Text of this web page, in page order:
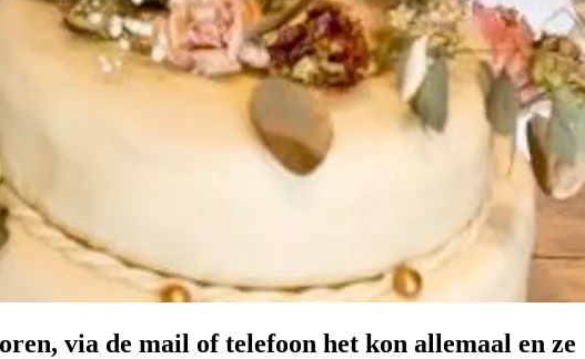
via de mail of telefoon het kon allemaal en ze